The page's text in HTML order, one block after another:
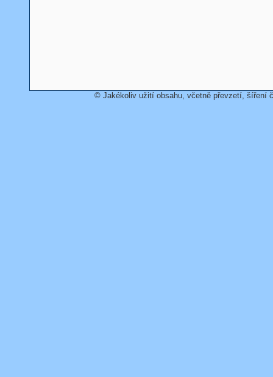
© Jakékoliv užití obsahu, včetně převzetí, šíření